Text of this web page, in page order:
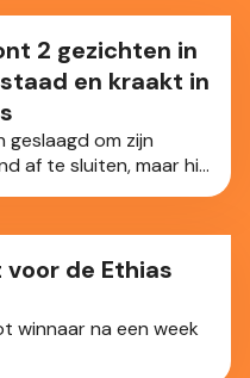
2 gezichten in
en kraakt in
geslaagd om zijn
af te sluiten, maar hij
in Gstaad (Zwi). Onze
Tsitsipas (ATP-
vol klasse, maar ook
momenten. Na 2
4, 6-7, 6-3 op het
de Ethias
winnaar na een week